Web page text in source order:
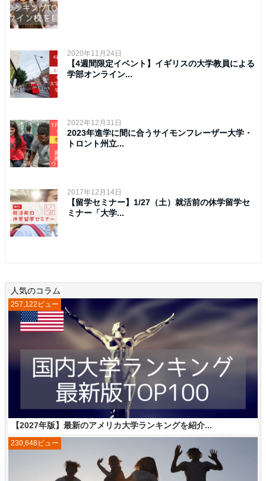
2020年11月24日
【4週間限定イベント】イギリスの大学教員による
学部オンライン...
2022年12月31日
2023年進学に間に合うサイモンフレーザー大学・
トロント州立...
2017年12月14日
【留学セミナー】1/27（土）就活前の休学留学セ
ミナー「大学...
人気のコラム
【2027年版】最新のアメリカ大学ランキングを紹介...
257,122ビュー
230,648ビュー